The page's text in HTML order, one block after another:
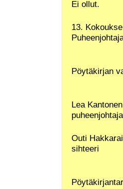
Ei ollut.
13.
Pöytäkirjan
Lea Kantonen
puheenjohtaja
Outi
sihteeri